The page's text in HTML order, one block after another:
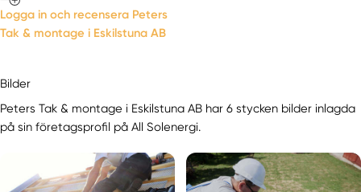
Logga in och recensera Peters
Tak & montage i Eskilstuna AB
Bilder
Peters Tak & montage i Eskilstuna AB har 6 stycken bilder inlagda
på sin företagsprofil på All Solenergi.